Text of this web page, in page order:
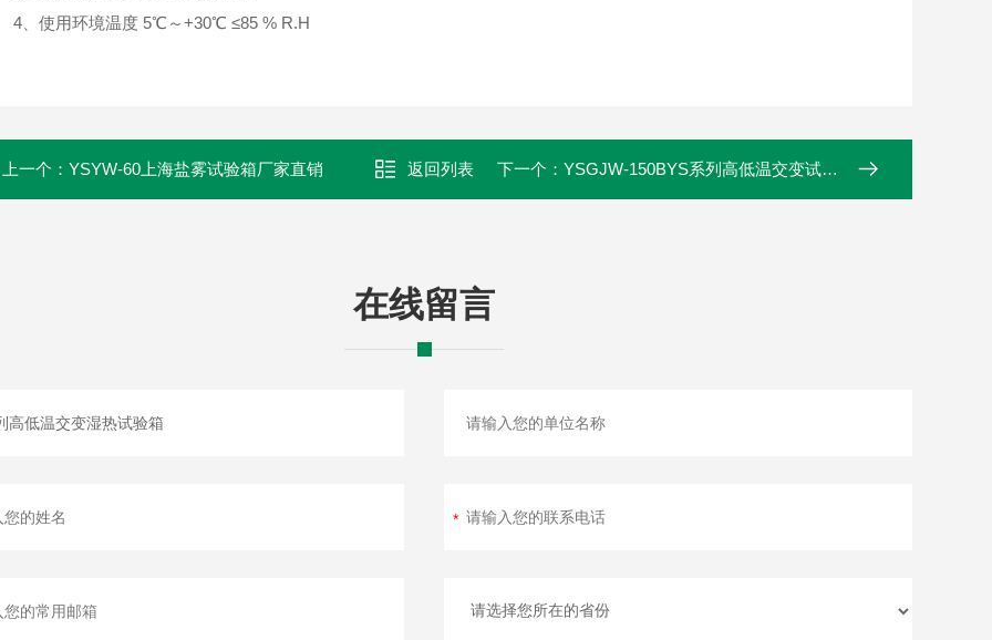
使用环境温度 5℃～+30℃ ≤85 % R.H
上一个： YSYW-60上海盐雾试验箱厂家直销 返回列表 下一个： YSGJW-150BYS系列高低温交变试验箱
在线留言